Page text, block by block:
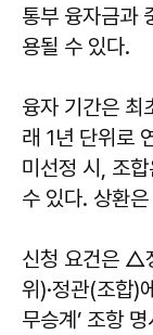
통부 융자금과
용될 수 있다.
융자 기간은 최
래 1년 단위로
미선정 시, 조
수 있다. 상환
신청 요건은 △
위)·정관(조합)
무승계’ 조항